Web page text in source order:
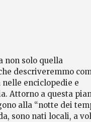
non solo quella
descriveremmo
enciclopedie e
Attorno a questa
alla “notte dei
sono nati locali, a